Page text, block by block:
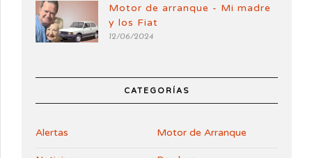
Motor de arranque - Mi madre
y los Fiat
12/06/2024
CATEGORÍAS
Alertas Motor de Arranque